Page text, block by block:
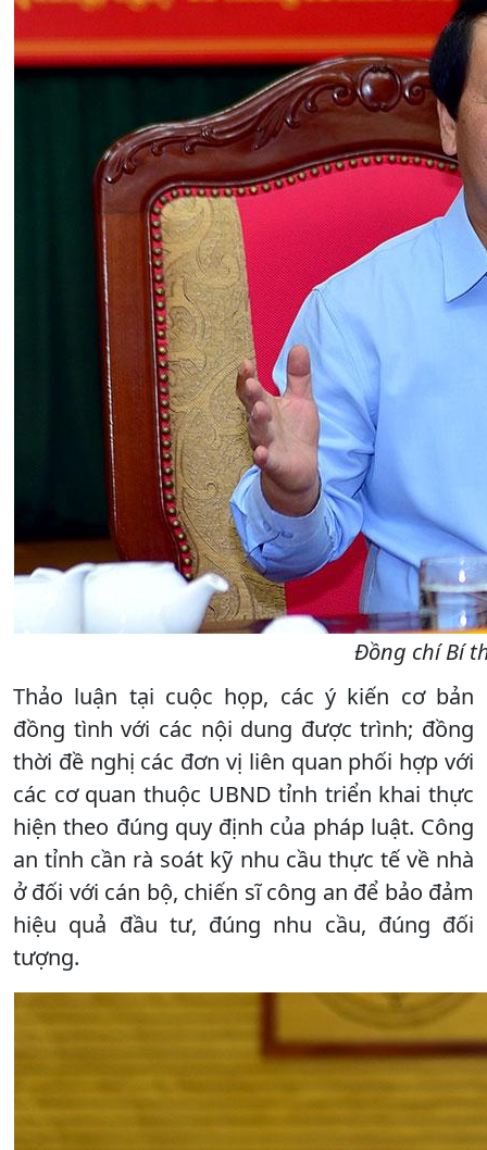
Đồng chí Bí
Thảo luận tại cuộc họp, các ý kiến cơ bản
đồng tình với các nội dung được trình; đồng
thời đề nghị các đơn vị liên quan phối hợp với
các cơ quan thuộc UBND tỉnh triển khai thực
hiện theo đúng quy định của pháp luật. Công
an tỉnh cần rà soát kỹ nhu cầu thực tế về nhà
ở đối với cán bộ, chiến sĩ công an để bảo đảm
hiệu quả đầu tư, đúng nhu cầu, đúng đối
tượng.